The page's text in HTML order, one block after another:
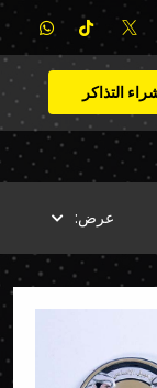
التذاكر
عرض: